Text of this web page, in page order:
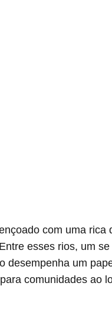
com uma rica
esses rios, um
desempenha um
comunidades ao